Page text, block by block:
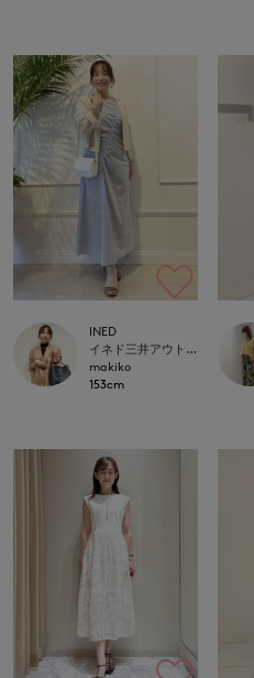
INED
イネド三井アウトレットパーク多摩南大沢店
makiko
153cm